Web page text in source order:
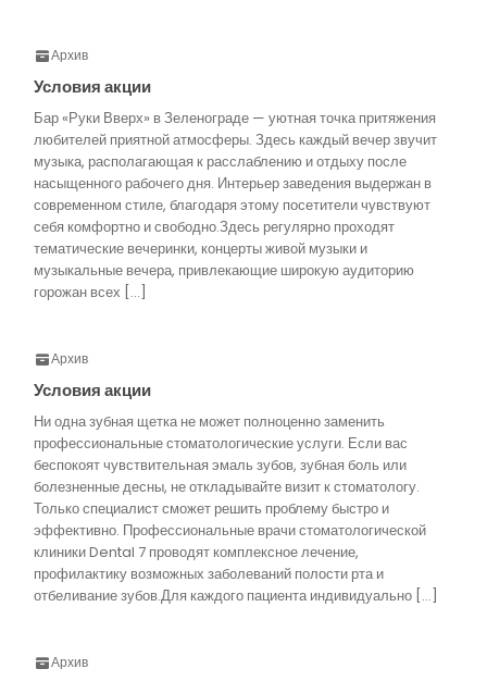
Архив
Условия акции
Бар «Руки Вверх» в Зеленограде — уютная точка притяжения
любителей приятной атмосферы. Здесь каждый вечер звучит
музыка, располагающая к расслаблению и отдыху после
насыщенного рабочего дня. Интерьер заведения выдержан в
современном стиле, благодаря этому посетители чувствуют
себя комфортно и свободно.Здесь регулярно проходят
тематические вечеринки, концерты живой музыки и
музыкальные вечера, привлекающие широкую аудиторию
горожан всех […]
Архив
Условия акции
Ни одна зубная щетка не может полноценно заменить
профессиональные стоматологические услуги. Если вас
беспокоят чувствительная эмаль зубов, зубная боль или
болезненные десны, не откладывайте визит к стоматологу.
Только специалист сможет решить проблему быстро и
эффективно. Профессиональные врачи стоматологической
клиники Dental 7 проводят комплексное лечение,
профилактику возможных заболеваний полости рта и
отбеливание зубов.Для каждого пациента индивидуально […]
Архив